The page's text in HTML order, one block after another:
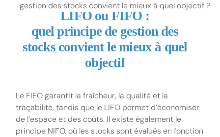
gestion des stocks convient le mieux à quel objectif ?
LIFO ou FIFO :
quel principe de gestion des
stocks convient le mieux à quel
objectif
Le FIFO garantit la fraîcheur, la qualité et la
traçabilité, tandis que le LIFO permet d’économiser
de l’espace et des coûts. Il existe également le
principe NIFO, où les stocks sont évalués en fonction